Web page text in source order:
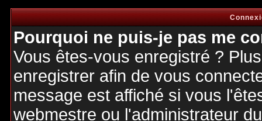
Pourquoi ne puis-je pas me
Vous êtes-vous enregistré ?
enregistrer afin de vous
message est affiché si vous
webmestre ou l'administrateur